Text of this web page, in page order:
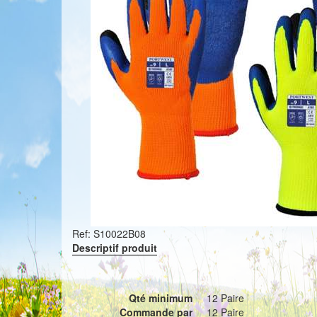
Ref: S10022B08
Descriptif produit
Qté minimum
12 Paire
Commande par
12 Paire